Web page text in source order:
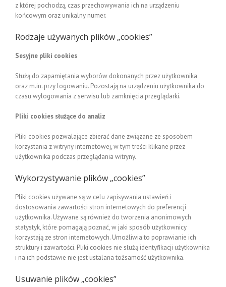
z której pochodzą, czas przechowywania ich na urządzeniu
końcowym oraz unikalny numer.
Rodzaje używanych plików „cookies”
Sesyjne pliki cookies
Służą do zapamiętania wyborów dokonanych przez użytkownika
oraz m.in. przy logowaniu. Pozostają na urządzeniu użytkownika do
czasu wylogowania z serwisu lub zamknięcia przeglądarki.
Pliki cookies służące do analiz
Pliki cookies pozwalające zbierać dane związane ze sposobem
korzystania z witryny internetowej, w tym treści klikane przez
użytkownika podczas przeglądania witryny.
Wykorzystywanie plików „cookies”
Pliki cookies używane są w celu zapisywania ustawień i
dostosowania zawartości stron internetowych do preferencji
użytkownika. Używane są również do tworzenia anonimowych
statystyk, które pomagają poznać, w jaki sposób użytkownicy
korzystają ze stron internetowych. Umożliwia to poprawianie ich
struktury i zawartości. Pliki cookies nie służą identyfikacji użytkownika
i na ich podstawie nie jest ustalana tożsamość użytkownika.
Usuwanie plików „cookies”